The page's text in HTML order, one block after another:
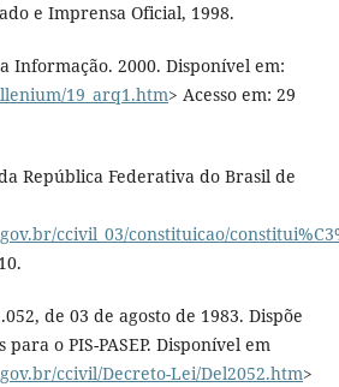
e Imprensa Oficial, 1998.
Informação. 2000. Disponível em:
19_arq1.htm> Acesso em: 29
República Federativa do Brasil de
ccivil_03/constituicao/
de 03 de agosto de 1983. Dispõe
o PIS-PASEP. Disponível em
ccivil/Decreto-Lei/Del2052.htm>